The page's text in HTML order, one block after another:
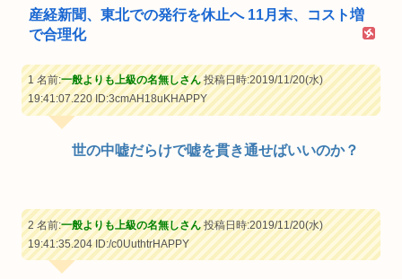
産経新聞、東北での発行を休止へ 11月末、コスト増
で合理化
1 名前:一般よりも上級の名無しさん投稿日時:2019/11/20(水)
19:41:07.220ID:3cmAH18uKHAPPY
世の中嘘だらけで嘘を貫き通せばいいのか？
2 名前:一般よりも上級の名無しさん投稿日時:2019/11/20(水)
19:41:35.204ID:/c0UuthtrHAPPY